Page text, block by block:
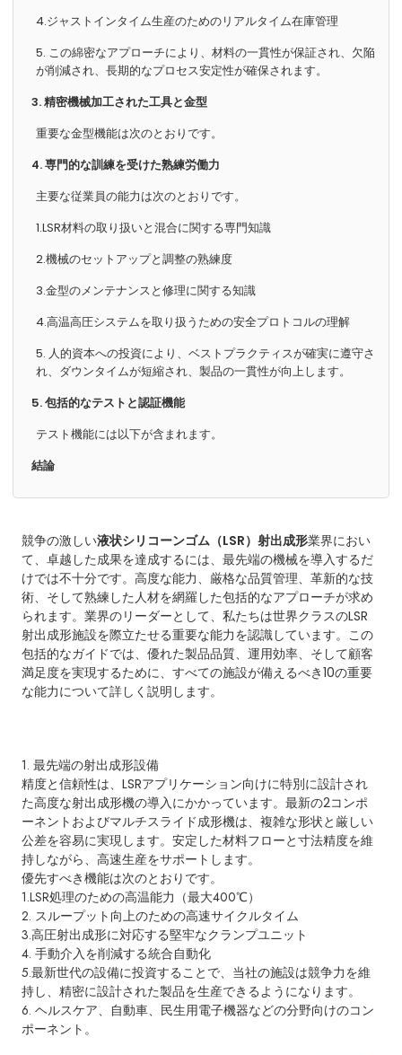
4.ジャストインタイム生産のためのリアルタイム在庫管理
5. この綿密なアプローチにより、材料の一貫性が保証され、欠陥
が削減され、長期的なプロセス安定性が確保されます。
3. 精密機械加工された工具と金型
重要な金型機能は次のとおりです。
4. 専門的な訓練を受けた熟練労働力
主要な従業員の能力は次のとおりです。
1.LSR材料の取り扱いと混合に関する専門知識
2.機械のセットアップと調整の熟練度
3.金型のメンテナンスと修理に関する知識
4.高温高圧システムを取り扱うための安全プロトコルの理解
5. 人的資本への投資により、ベストプラクティスが確実に遵守さ
れ、ダウンタイムが短縮され、製品の一貫性が向上します。
5. 包括的なテストと認証機能
テスト機能には以下が含まれます。
結論
競争の激しい液状シリコーンゴム（LSR）射出成形業界におい
て、卓越した成果を達成するには、最先端の機械を導入するだ
けでは不十分です。高度な能力、厳格な品質管理、革新的な技
術、そして熟練した人材を網羅した包括的なアプローチが求め
られます。業界のリーダーとして、私たちは世界クラスのLSR
射出成形施設を際立たせる重要な能力を認識しています。この
包括的なガイドでは、優れた製品品質、運用効率、そして顧客
満足度を実現するために、すべての施設が備えるべき10の重要
な能力について詳しく説明します。
1. 最先端の射出成形設備
精度と信頼性は、LSRアプリケーション向けに特別に設計され
た高度な射出成形機の導入にかかっています。最新の2コンポ
ーネントおよびマルチスライド成形機は、複雑な形状と厳しい
公差を容易に実現します。安定した材料フローと寸法精度を維
持しながら、高速生産をサポートします。
優先すべき機能は次のとおりです。
1.LSR処理のための高温能力（最大400℃）
2. スループット向上のための高速サイクルタイム
3.高圧射出成形に対応する堅牢なクランプユニット
4. 手動介入を削減する統合自動化
5.最新世代の設備に投資することで、当社の施設は競争力を維
持し、精密に設計された製品を生産できるようになります。
6. ヘルスケア、自動車、民生用電子機器などの分野向けのコン
ポーネント。